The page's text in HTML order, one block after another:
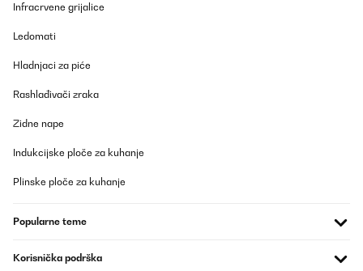
Es muy practico y muy estetico
In the picture the dimensions are 31W-56L-60H, but in
though the picture seems to be more logical
Infracrvene grijalice
Ledomati
Hladnjaci za piće
Rashlađivači zraka
Zidne nape
Indukcijske ploče za kuhanje
Plinske ploče za kuhanje
Popularne teme
Korisnička podrška